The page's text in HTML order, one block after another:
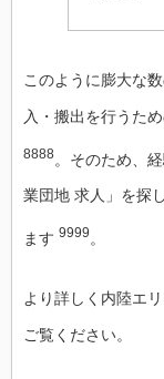
このように膨大な
入・搬出を行うた
8888。そのため、
業団地 求人」を探
ます 9999 。
より詳しく内陸エ
ご覧ください。